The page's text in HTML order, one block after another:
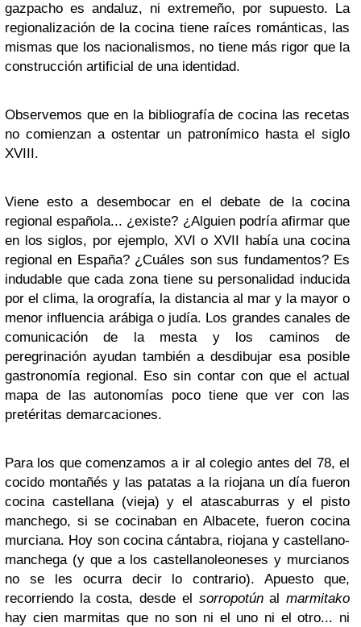
gazpacho es andaluz, ni extremeño, por supuesto. La
regionalización de la cocina tiene raíces románticas, las
mismas que los nacionalismos, no tiene más rigor que la
construcción artificial de una identidad.
Observemos que en la bibliografía de cocina las recetas
no comienzan a ostentar un patronímico hasta el siglo
XVIII.
Viene esto a desembocar en el debate de la cocina
regional española... ¿existe? ¿Alguien podría afirmar que
en los siglos, por ejemplo, XVI o XVII había una cocina
regional en España? ¿Cuáles son sus fundamentos? Es
indudable que cada zona tiene su personalidad inducida
por el clima, la orografía, la distancia al mar y la mayor o
menor influencia arábiga o judía. Los grandes canales de
comunicación de la mesta y los caminos de
peregrinación ayudan también a desdibujar esa posible
gastronomía regional. Eso sin contar con que el actual
mapa de las autonomías poco tiene que ver con las
pretéritas demarcaciones.
Para los que comenzamos a ir al colegio antes del 78, el
cocido montañés y las patatas a la riojana un día fueron
cocina castellana (vieja) y el atascaburras y el pisto
manchego, si se cocinaban en Albacete, fueron cocina
murciana. Hoy son cocina cántabra, riojana y castellano-
manchega (y que a los castellanoleoneses y murcianos
no se les ocurra decir lo contrario). Apuesto que,
recorriendo la costa, desde el sorropotúnalmarmitako
hay cien marmitas que no son ni el uno ni el otro... ni